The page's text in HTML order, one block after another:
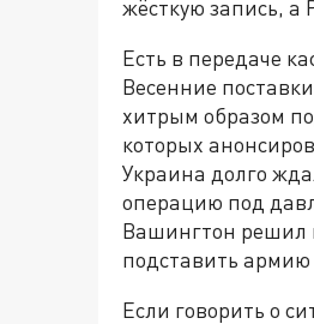
жёсткую запись, а
Есть в передаче
Весенние
хитрым образом
которых
Украина долго
операцию под
Вашингтон решил
подставить армию
Если говорить о